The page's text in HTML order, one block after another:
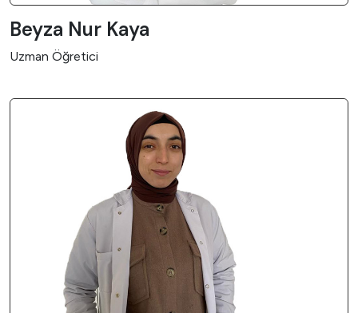
Beyza Nur Kaya
Uzman Öğretici